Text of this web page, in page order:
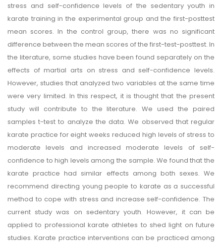
stress and self-confidence levels of the sedentary youth in
karate training in the experimental group and the first-posttest
mean scores. In the control group, there was no significant
difference between the mean scores of the first-test-posttest. In
the literature, some studies have been found separately on the
effects of martial arts on stress and self-confidence levels.
However, studies that analyzed two variables at the same time
were very limited. In this respect, it is thought that the present
study will contribute to the literature. We used the paired
samples t-test to analyze the data. We observed that regular
karate practice for eight weeks reduced high levels of stress to
moderate levels and increased moderate levels of self-
confidence to high levels among the sample. We found that the
karate practice had similar effects among both sexes. We
recommend directing young people to karate as a successful
method to cope with stress and increase self-confidence. The
current study was on sedentary youth. However, it can be
applied to professional karate athletes to shed light on future
studies. Karate practice interventions can be practiced among